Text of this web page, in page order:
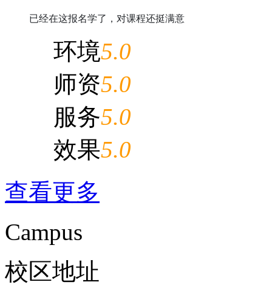
已经在这报名学了，对课程还挺满意
环境5.0
师资5.0
服务5.0
效果5.0
查看更多
Campus
校区地址